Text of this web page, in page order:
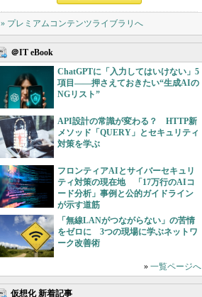
» プレミアムコンテンツライブラリへ
＠IT eBook
ChatGPTに「入力してはいけない」5
項目――押さえておきたい“生成AIの
NGリスト”
API設計の常識が変わる？ HTTP新
メソッド「QUERY」とセキュリティ
対策を学ぶ
フロンティアAIとサイバーセキュリ
ティ対策の現在地 「17万行のAIコ
ード分析」事例と公的ガイドライン
が示す道筋
「無線LANがつながらない」の苦情
をゼロに 3つの現場に学ぶネットワ
ーク改善術
» 一覧ページへ
仮想化 新着記事